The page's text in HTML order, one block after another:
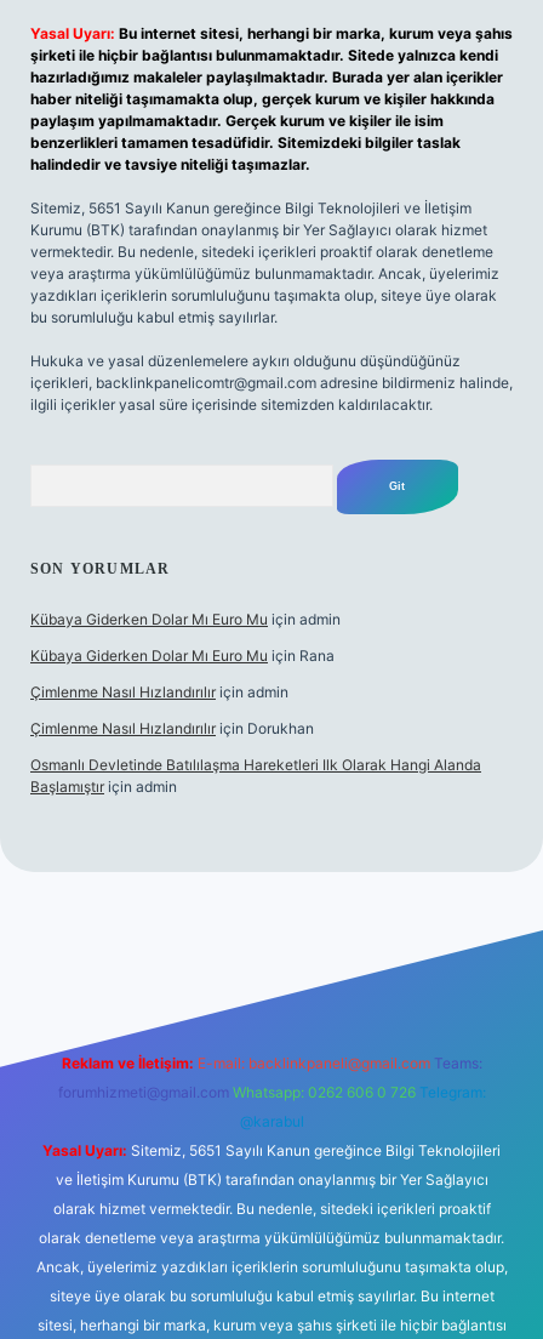
Yasal Uyarı: Bu internet sitesi, herhangi bir marka, kurum veya şahıs
şirketi ile hiçbir bağlantısı bulunmamaktadır. Sitede yalnızca kendi
hazırladığımız makaleler paylaşılmaktadır. Burada yer alan içerikler
haber niteliği taşımamakta olup, gerçek kurum ve kişiler hakkında
paylaşım yapılmamaktadır. Gerçek kurum ve kişiler ile isim
benzerlikleri tamamen tesadüfidir. Sitemizdeki bilgiler taslak
halindedir ve tavsiye niteliği taşımazlar.
Sitemiz, 5651 Sayılı Kanun gereğince Bilgi Teknolojileri ve İletişim
Kurumu (BTK) tarafından onaylanmış bir Yer Sağlayıcı olarak hizmet
vermektedir. Bu nedenle, sitedeki içerikleri proaktif olarak denetleme
veya araştırma yükümlülüğümüz bulunmamaktadır. Ancak, üyelerimiz
yazdıkları içeriklerin sorumluluğunu taşımakta olup, siteye üye olarak
bu sorumluluğu kabul etmiş sayılırlar.
Hukuka ve yasal düzenlemelere aykırı olduğunu düşündüğünüz
içerikleri, backlinkpanelicomtr@gmail.com adresine bildirmeniz halinde,
ilgili içerikler yasal süre içerisinde sitemizden kaldırılacaktır.
SON YORUMLAR
Kübaya Giderken Dolar Mı Euro Mu için admin
Kübaya Giderken Dolar Mı Euro Mu için Rana
Çimlenme Nasıl Hızlandırılır için admin
Çimlenme Nasıl Hızlandırılır için Dorukhan
Osmanlı Devletinde Batılılaşma Hareketleri Ilk Olarak Hangi Alanda
Başlamıştır için admin
Reklam ve İletişim: E-mail: backlinkpaneli@gmail.com Teams:
forumhizmeti@gmail.com Whatsapp: 0262 606 0 726 Telegram:
@karabul
Yasal Uyarı: Sitemiz, 5651 Sayılı Kanun gereğince Bilgi Teknolojileri
ve İletişim Kurumu (BTK) tarafından onaylanmış bir Yer Sağlayıcı
olarak hizmet vermektedir. Bu nedenle, sitedeki içerikleri proaktif
olarak denetleme veya araştırma yükümlülüğümüz bulunmamaktadır.
Ancak, üyelerimiz yazdıkları içeriklerin sorumluluğunu taşımakta olup,
siteye üye olarak bu sorumluluğu kabul etmiş sayılırlar. Bu internet
sitesi, herhangi bir marka, kurum veya şahıs şirketi ile hiçbir bağlantısı